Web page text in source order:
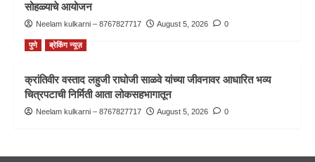
सोहळ्याचे आयोजन
Neelam kulkarni – 8767827717 August 5, 2026 0
पुणे ब्रेकिंग न्यूज़
क्रांतिवीर वस्ताद लहुजी राघोजी साळवे यांच्या जीवनावर आधारित भव्य
चित्रपटाची निर्मिती आता लोकसहभागातून
Neelam kulkarni – 8767827717 August 5, 2026 0